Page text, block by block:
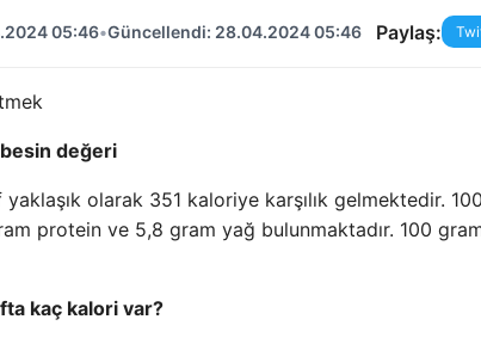
05:46•Güncellendi: 28.04.2024 05:46 Paylaş:
değeri
olarak 351 kaloriye karşılık gelmektedir.
protein ve 5,8 gram yağ bulunmaktadır. 100
kaç kalori var?